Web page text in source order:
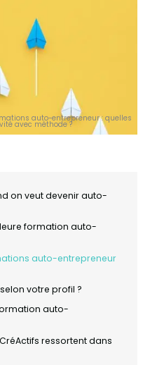
auto-entrepreneur : quelles
avec méthode ?
on veut devenir auto-
formation auto-
auto-entrepreneur
votre profil ?
auto-
ressortent dans